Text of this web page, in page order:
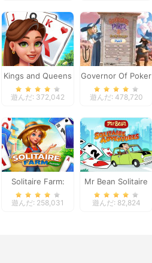
Kings and Queens
Solitaire Tripeaks
遊んだ: 372,042
Governor Of Poker
2
遊んだ: 478,720
Solitaire Farm:
Seasons
遊んだ: 258,031
Mr Bean Solitaire
Adventures
遊んだ: 82,824